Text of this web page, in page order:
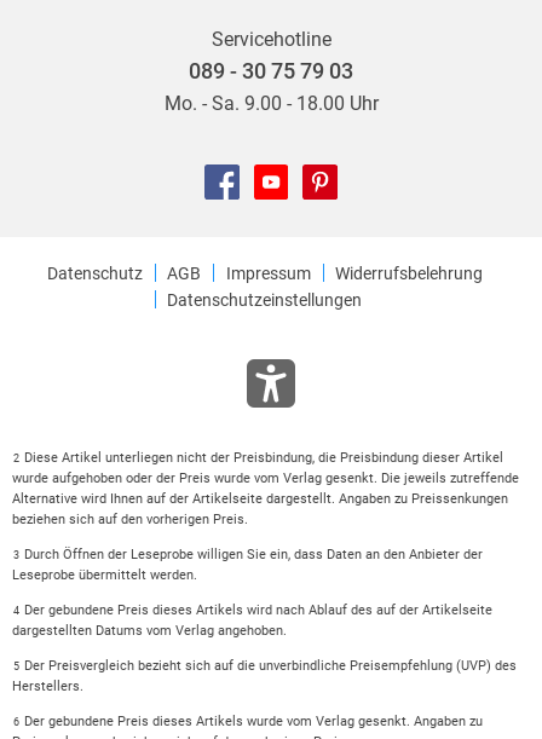
Servicehotline
089 - 30 75 79 03
Mo. - Sa. 9.00 - 18.00 Uhr
Datenschutz AGB Impressum
Widerrufsbelehrung
Datenschutzeinstellungen
2 Diese Artikel unterliegen nicht der Preisbindung, die Preisbindung dieser Artikel
wurde aufgehoben oder der Preis wurde vom Verlag gesenkt. Die jeweils zutreffende
Alternative wird Ihnen auf der Artikelseite dargestellt. Angaben zu Preissenkungen
beziehen sich auf den vorherigen Preis.
3 Durch Öffnen der Leseprobe willigen Sie ein, dass Daten an den Anbieter der
Leseprobe übermittelt werden.
4 Der gebundene Preis dieses Artikels wird nach Ablauf des auf der Artikelseite
dargestellten Datums vom Verlag angehoben.
5 Der Preisvergleich bezieht sich auf die unverbindliche Preisempfehlung (UVP) des
Herstellers.
6 Der gebundene Preis dieses Artikels wurde vom Verlag gesenkt. Angaben zu